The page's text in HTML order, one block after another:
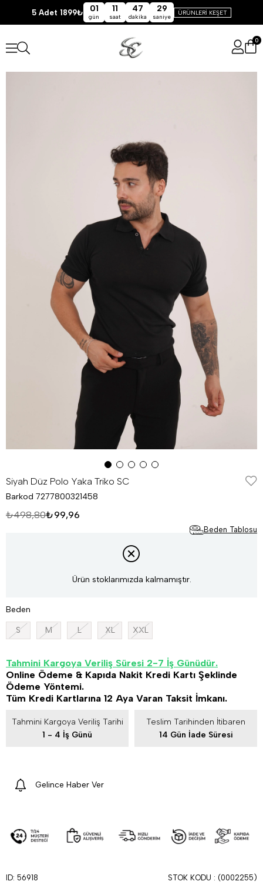
5 Adet 1899₺ 01
gün
11
saat
47
dakika
29
saniye
ÜRÜNLERİ KEŞET
0
Siyah Düz Polo Yaka Triko SC
Barkod 7277800321458
₺498,80₺99,96
Beden Tablosu
Ürün stoklarımızda kalmamıştır.
Beden
S M L XL XXL
Tahmini Kargoya Veriliş Süresi 2-7 İş Günüdür.
Online Ödeme & Kapıda Nakit Kredi Kartı Şeklinde
Ödeme Yöntemi.
Tüm Kredi Kartlarına 12 Aya Varan Taksit İmkanı.
Tahmini Kargoya Veriliş Tarihi
1 - 4 İş Günü
Teslim Tarihinden İtibaren
14 Gün İade Süresi
Gelince Haber Ver
ID: 56918 STOK KODU (0002255)